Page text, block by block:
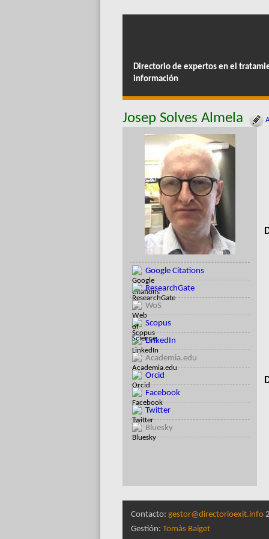
Directorio de expertos en el
información
Josep Solves Almela
Google Citations
ResearchGate
WoS
Scopus
LinkedIn
Academia.edu
Orcid
Facebook
Twitter
Bluesky
Contacto: gestor@directorioexit.info
Gestión: Tomàs Baiget